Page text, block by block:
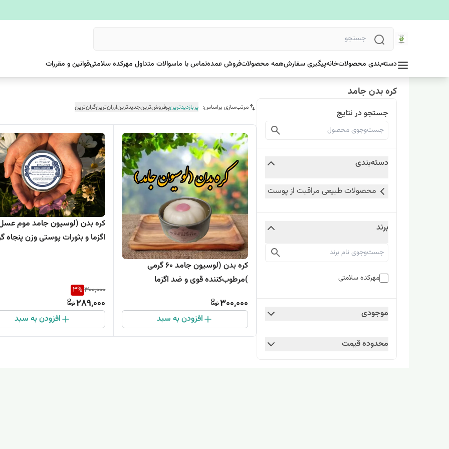
دسته‌بندی محصولاتخانهپیگیری سفارشهمه محصولاتفروش عمدهتماس با ماسوالات متداول مهرکده سلامتیقوانین و مقررات
کره بدن جامد
جستجو در نتایج
دسته‌بندی
محصولات طبیعی مراقبت از پوست
برند
مهرکده سلامتی
موجودی
محدوده قیمت
مرتب‌سازی براساس: پربازدیدترینپرفروش‌ترینجدیدترینارزان‌ترینگران‌ترین
کره بدن (لوسیون جامد 60 گرمی
)مرطوب‌کننده قوی و ضد اگزما
300,000
افزودن به سبد
کره بدن (لوسیون جامد موم
اگزما و بثورات پوستی وزن پنجاه
300,000
3%
289,000
افزودن به سبد